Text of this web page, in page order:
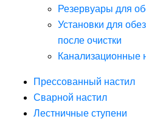
Резервуары для
Установки для
после очистки
Канализационные
Прессованный настил
Сварной настил
Лестничные ступени